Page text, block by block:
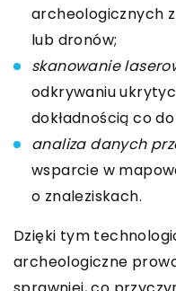
archeologicznych
lub dronów;
skanowanie
odkrywaniu
dokładnością co
analiza danych
wsparcie w
o znaleziskach.
Dzięki tym
archeologiczne